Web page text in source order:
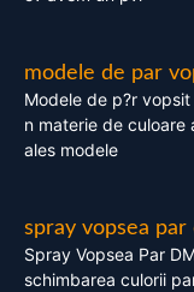
modele de par
Modele de p?r vopsit
n materie de culoare
ales modele
spray vopsea par
Spray Vopsea Par
schimbarea culorii